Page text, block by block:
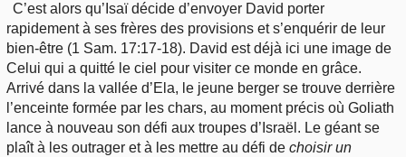
C’est alors qu’Isaï décide d’envoyer David porter
rapidement à ses frères des provisions et s’enquérir de leur
bien-être (1 Sam. 17:17-18). David est déjà ici une image de
Celui qui a quitté le ciel pour visiter ce monde en grâce.
Arrivé dans la vallée d’Ela, le jeune berger se trouve derrière
l’enceinte formée par les chars, au moment précis où Goliath
lance à nouveau son défi aux troupes d’Israël. Le géant se
plaît à les outrager et à les mettre au défi de choisir un